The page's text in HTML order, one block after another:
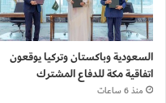
السعودية وباكستان وتركيا يوقعون
اتفاقية مكة للدفاع المشترك
منذ 6 ساعات